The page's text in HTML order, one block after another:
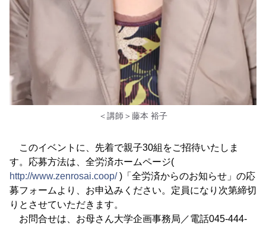
＜講師＞藤本 裕子
このイベントに、先着で親子30組をご招待いたしま
す。応募方法は、全労済ホームページ(
http://www.zenrosai.coop/ )「全労済からのお知らせ」の応
募フォームより、お申込みください。定員になり次第締切
りとさせていただきます。
お問合せは、お母さん大学企画事務局／電話045-444-